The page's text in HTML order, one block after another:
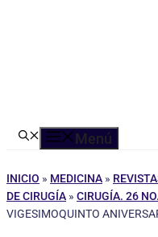
Menú
INICIO » MEDICINA »
DE CIRUGÍA » CIRUGÍA. 26
VIGESIMOQUINTO